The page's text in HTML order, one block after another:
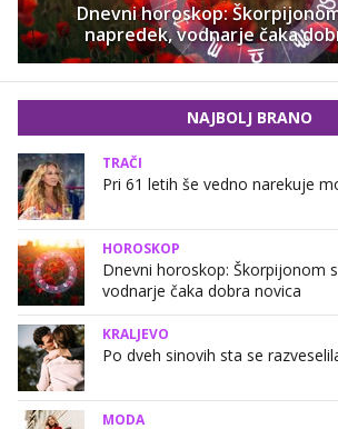
Dnevni horoskop:
napredek, vodnarje čaka
NAJBOLJ BRANO
TRAČI
Pri 61 letih še vedno narekuje
HOROSKOP
Dnevni horoskop: Škorpijonom
vodnarje čaka dobra novica
KRALJEVO
Po dveh sinovih sta se
MODA